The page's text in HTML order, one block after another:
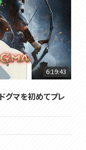
6:19:43
グマを初めてプレ